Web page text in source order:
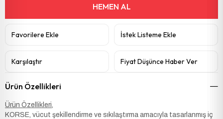
Favorilere Ekle İstek Listeme Ekle
Karşılaştır Fiyat Düşünce Haber Ver
Ürün Özellikleri
Ürün Özellikleri,
KORSE, vücut şekillendirme ve sıkılaştırma amacıyla tasarlanmış iç